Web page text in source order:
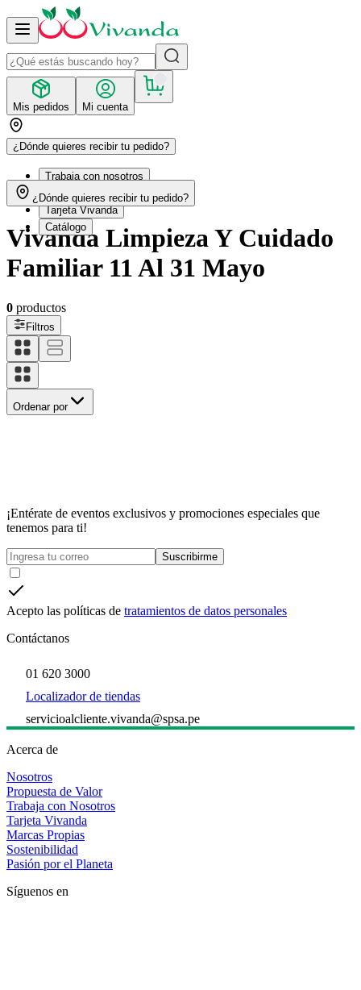
Mis pedidos Mi cuenta
¿Dónde quieres recibir tu pedido?
Trabaja con nosotros
Recetas
Tarjeta Vivanda
Catálogo
¿Dónde quieres recibir tu pedido?
Vivanda Limpieza Y Cuidado
Familiar 11 Al 31 Mayo
0 productos
Filtros
Ordenar por
¡Entérate de eventos exclusivos y promociones especiales que
tenemos para ti!
Suscribirme
Acepto las políticas de tratamientos de datos personales
Contáctanos
01 620 3000
Localizador de tiendas
servicioalcliente.vivanda@spsa.pe
Acerca de
Nosotros
Propuesta de Valor
Trabaja con Nosotros
Tarjeta Vivanda
Marcas Propias
Sostenibilidad
Pasión por el Planeta
Síguenos en